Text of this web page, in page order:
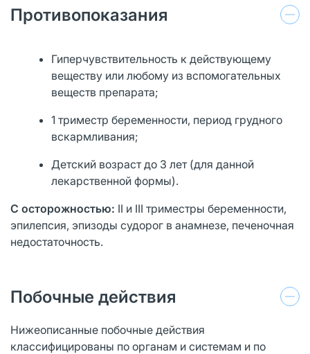
Противопоказания
Гиперчувствительность к действующему
веществу или любому из вспомогательных
веществ препарата;
1 триместр беременности, период грудного
вскармливания;
Детский возраст до 3 лет (для данной
лекарственной формы).
С осторожностью: II и III триместры беременности,
эпилепсия, эпизоды судорог в анамнезе, печеночная
недостаточность.
Побочные действия
Нижеописанные побочные действия
классифицированы по органам и системам и по